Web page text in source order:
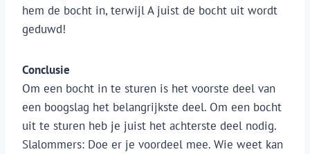
hem de bocht in, terwijl A juist de bocht uit wordt
geduwd!
Conclusie
Om een bocht in te sturen is het voorste deel van
een boogslag het belangrijkste deel. Om een bocht
uit te sturen heb je juist het achterste deel nodig.
Slalommers: Doe er je voordeel mee. Wie weet kan